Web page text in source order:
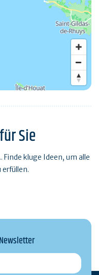
Sie
Finde kluge Ideen, um alle
erfüllen.